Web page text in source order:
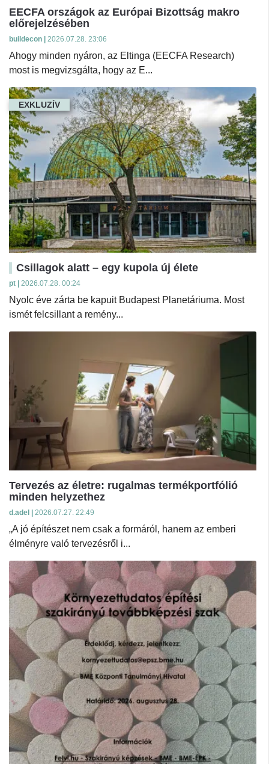
EECFA országok az Európai Bizottság makro
előrejelzésében
buildecon | 2026.07.28. 23:06
Ahogy minden nyáron, az Eltinga (EECFA Research)
most is megvizsgálta, hogy az E...
EXKLUZÍV
Csillagok alatt – egy kupola új élete
pt | 2026.07.28. 00:24
Nyolc éve zárta be kapuit Budapest Planetáriuma. Most
ismét felcsillant a remény...
Tervezés az életre: rugalmas termékportfólió
minden helyzethez
d.adel | 2026.07.27. 22:49
„A jó építészet nem csak a formáról, hanem az emberi
élményre való tervezésről i...